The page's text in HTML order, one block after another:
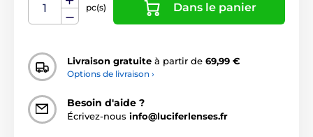
pc(s) Dans le panier
Livraison gratuite à partir de 69,99 €
Options de livraison ›
Besoin d'aide ?
Écrivez-nous info@luciferlenses.fr